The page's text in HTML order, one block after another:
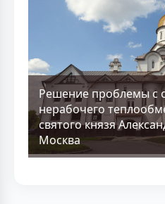
Решение проблемы с
нерабочего
святого князя
Москва